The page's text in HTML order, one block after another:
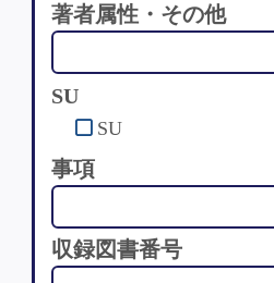
著者属性・その他
SU
SU
事項
収録図書番号